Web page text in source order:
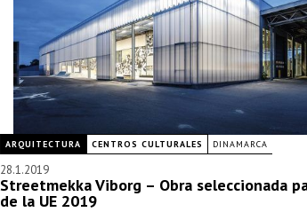
ARQUITECTURA CENTROS CULTURALES DINAMARCA
28.1.2019
Streetmekka Viborg – Obra seleccionada
de la UE 2019